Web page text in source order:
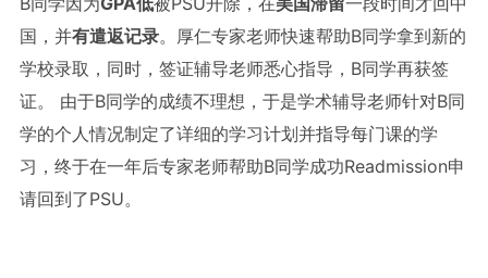
国，并有遣返记录。厚仁专家老师快速帮助B同学拿到新的
学校录取，同时，签证辅导老师悉心指导，B同学再获签
证。
由于B同学的成绩不理想，于是学术辅导老师针对B同
学的个人情况制定了详细的学习计划并指导每门课的学
习，终于在一年后专家老师帮助B同学成功Readmission申
请回到了PSU。